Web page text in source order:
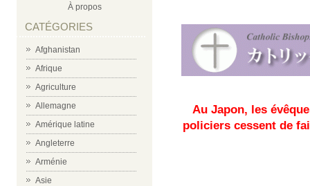
À propos
CATÉGORIES
Afghanistan
Afrique
Agriculture
Allemagne
Amérique latine
Angleterre
Arménie
Asie
Au Japon, les
policiers cessent de